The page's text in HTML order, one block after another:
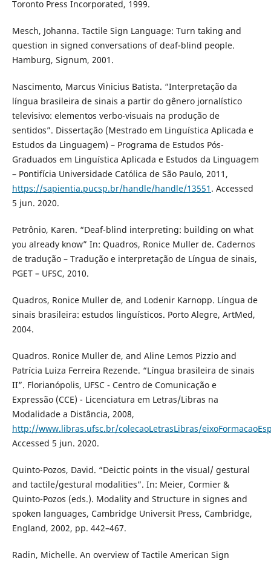
Toronto Press Incorporated, 1999.
Mesch, Johanna. Tactile Sign Language: Turn taking and
question in signed conversations of deaf-blind people.
Hamburg, Signum, 2001.
Nascimento, Marcus Vinicius Batista. “Interpretação da
língua brasileira de sinais a partir do gênero jornalístico
televisivo: elementos verbo-visuais na produção de
sentidos”. Dissertação (Mestrado em Linguística Aplicada e
Estudos da Linguagem) – Programa de Estudos Pós-
Graduados em Linguística Aplicada e Estudos da Linguagem
– Pontifícia Universidade Católica de São Paulo, 2011,
https://sapientia.pucsp.br/handle/handle/13551 . Accessed
5 jun. 2020.
Petrônio, Karen. “Deaf-blind interpreting: building on what
you already know” In: Quadros, Ronice Muller de. Cadernos
de tradução – Tradução e interpretação de Língua de sinais,
PGET – UFSC, 2010.
Quadros, Ronice Muller de, and Lodenir Karnopp. Língua de
sinais brasileira: estudos linguísticos. Porto Alegre, ArtMed,
2004.
Quadros. Ronice Muller de, and Aline Lemos Pizzio and
Patrícia Luiza Ferreira Rezende. “Língua brasileira de sinais
II”. Florianópolis, UFSC - Centro de Comunicação e
Expressão (CCE) - Licenciatura em Letras/Libras na
Modalidade a Distância, 2008,
http://www.libras.ufsc.br/colecaoLetrasLibras/
Accessed 5 jun. 2020.
Quinto-Pozos, David. “Deictic points in the visual/ gestural
and tactile/gestural modalities”. In: Meier, Cormier &
Quinto-Pozos (eds.). Modality and Structure in signes and
spoken languages, Cambridge Universit Press, Cambridge,
England, 2002, pp. 442–467.
Radin, Michelle. An overview of Tactile American Sign